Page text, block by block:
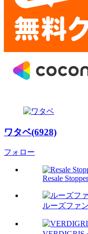
ワタベ(6928)
フォロー
Resale
ルーズファ